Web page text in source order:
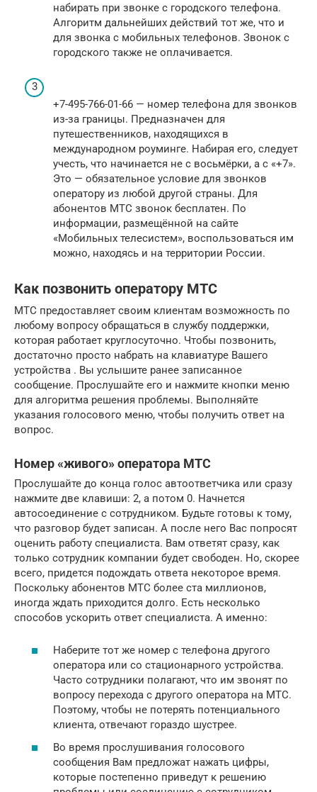
набирать при звонке с городского телефона.
Алгоритм дальнейших действий тот же, что и
для звонка с мобильных телефонов. Звонок с
городского также не оплачивается.
+7-495-766-01-66 — номер телефона для звонков
из-за границы. Предназначен для
путешественников, находящихся в
международном роуминге. Набирая его, следует
учесть, что начинается не с восьмёрки, а с «+7».
Это — обязательное условие для звонков
оператору из любой другой страны. Для
абонентов МТС звонок бесплатен. По
информации, размещённой на сайте
«Мобильных телесистем», воспользоваться им
можно, находясь и на территории России.
Как позвонить оператору МТС
МТС предоставляет своим клиентам возможность по
любому вопросу обращаться в службу поддержки,
которая работает круглосуточно. Чтобы позвонить,
достаточно просто набрать на клавиатуре Вашего
устройства . Вы услышите ранее записанное
сообщение. Прослушайте его и нажмите кнопки меню
для алгоритма решения проблемы. Выполняйте
указания голосового меню, чтобы получить ответ на
вопрос.
Номер «живого» оператора МТС
Прослушайте до конца голос автоответчика или сразу
нажмите две клавиши: 2, а потом 0. Начнется
автосоединение с сотрудником. Будьте готовы к тому,
что разговор будет записан. А после него Вас попросят
оценить работу специалиста. Вам ответят сразу, как
только сотрудник компании будет свободен. Но, скорее
всего, придется подождать ответа некоторое время.
Поскольку абонентов МТС более ста миллионов,
иногда ждать приходится долго. Есть несколько
способов ускорить ответ специалиста. А именно:
Наберите тот же номер с телефона другого
оператора или со стационарного устройства.
Часто сотрудники полагают, что им звонят по
вопросу перехода с другого оператора на МТС.
Поэтому, чтобы не потерять потенциального
клиента, отвечают гораздо шустрее.
Во время прослушивания голосового
сообщения Вам предложат нажать цифры,
которые постепенно приведут к решению